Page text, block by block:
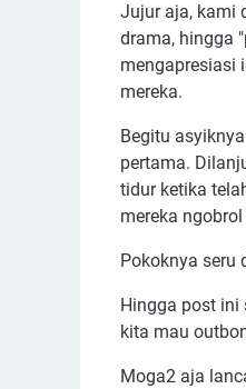
Jujur aja, kami
drama, hingga
mengapresiasi
mereka.
Begitu
pertama.
tidur ketika
mereka
Pokoknya seru
Hingga post ini
kita mau
Moga2 aja